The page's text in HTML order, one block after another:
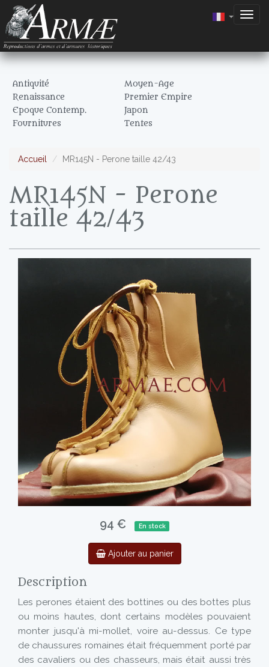
Antiquité
Moyen-Age
Renaissance
Premier Empire
Epoque Contemp.
Japon
Fournitures
Tentes
Accueil MR145N - Perone taille 42/43
MR145N - Perone
taille 42/43
94 € En stock
Ajouter au panier
Description
Les perones étaient des bottines ou des bottes plus
ou moins hautes, dont certains modèles pouvaient
monter jusqu'à mi-mollet, voire au-dessus. Ce type
de chaussures romaines était fréquemment porté par
des cavaliers ou des chasseurs, mais était aussi très